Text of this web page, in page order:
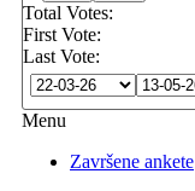
Total Votes:
First Vote:
Last Vote:
Menu
Završene ankete